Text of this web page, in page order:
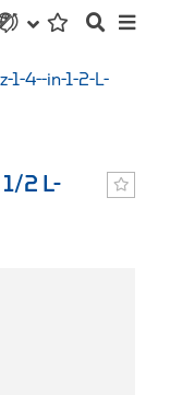
1-4--in-1-2-L-
2 L-